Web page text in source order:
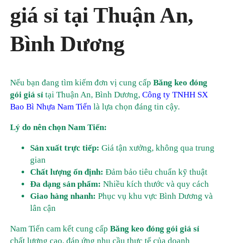
giá sỉ tại Thuận An,
Bình Dương
Nếu bạn đang tìm kiếm đơn vị cung cấp Băng keo đóng
gói giá sỉ tại Thuận An, Bình Dương, Công ty TNHH SX
Bao Bì Nhựa Nam Tiến là lựa chọn đáng tin cậy.
Lý do nên chọn Nam Tiến:
Sản xuất trực tiếp: Giá tận xưởng, không qua trung
gian
Chất lượng ổn định: Đảm bảo tiêu chuẩn kỹ thuật
Đa dạng sản phẩm: Nhiều kích thước và quy cách
Giao hàng nhanh: Phục vụ khu vực Bình Dương và
lân cận
Nam Tiến cam kết cung cấp Băng keo đóng gói giá sỉ
chất lượng cao, đáp ứng nhu cầu thực tế của doanh